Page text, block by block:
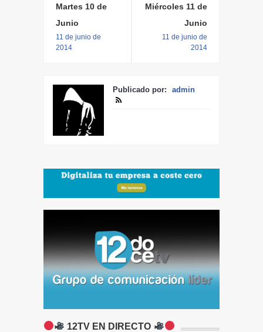
Martes 10 de
Junio
11 de junio de
2014
Miércoles 11 de
Junio
11 de junio de
2014
Publicado por: admin
12TV EN DIRECTO